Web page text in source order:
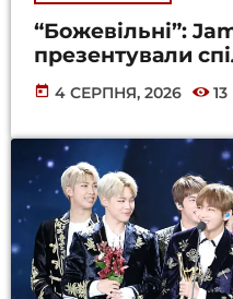
“Божевільні”:
презентували
today 4 СЕРПНЯ, 2026 13